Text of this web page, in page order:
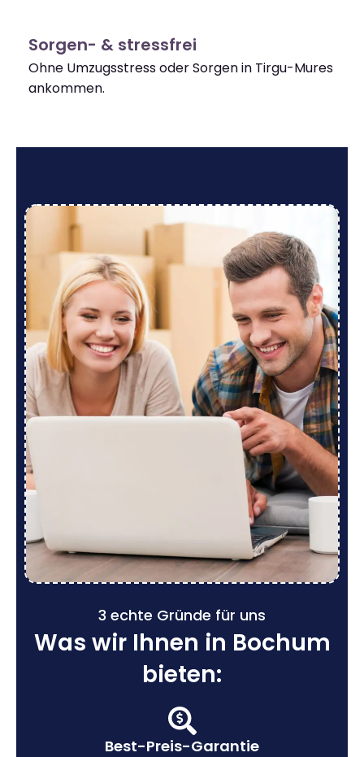
Sorgen- & stressfrei
Ohne Umzugsstress oder Sorgen in Tirgu-Mures
ankommen.
3 echte Gründe für uns
Was wir Ihnen in Bochum
bieten:
Best-Preis-Garantie